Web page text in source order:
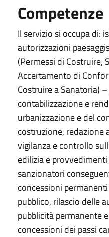
Competenze
Il servizio si occupa di:
autorizzazioni
(Permessi di Costruire,
Accertamento di
Costruire a Sanatoria)
contabilizzazione e
urbanizzazione e del
costruzione, redazione
vigilanza e controllo
edilizia e
sanzionatori
concessioni
pubblico, rilascio delle
pubblicità permanente
concessioni dei passi